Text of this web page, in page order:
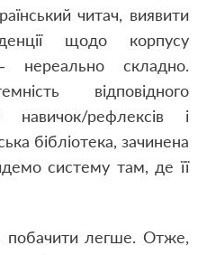
читач, виявити
щодо корпусу
нереально складно.
відповідного
навичок/рефлексів і
бібліотека, зачинена
систему там, де її
побачити легше. Отже,